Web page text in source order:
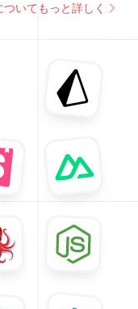
ついてもっと詳しく
ンク
へのリンク
Nuxt.jsへのリ